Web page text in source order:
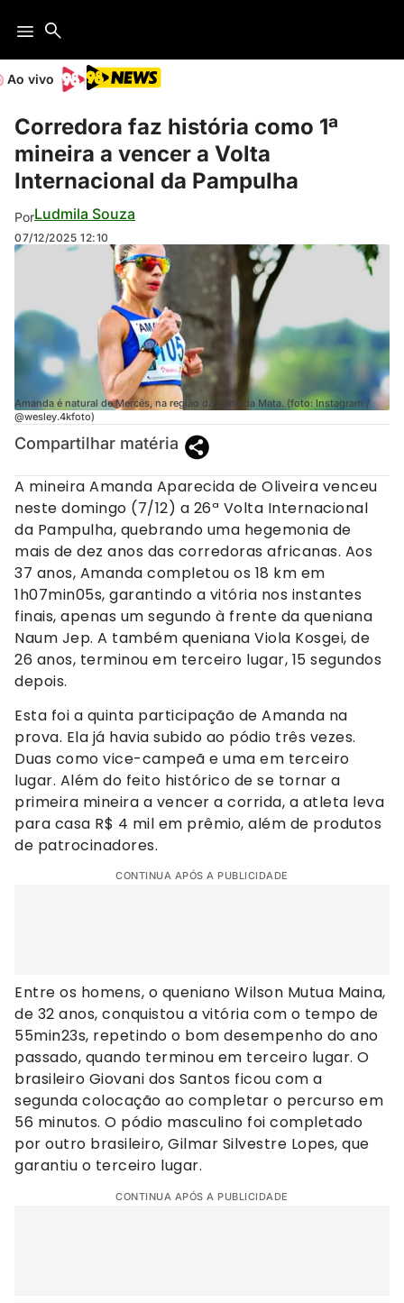
Ao vivo
Corredora faz história como 1ª
mineira a vencer a Volta
Internacional da Pampulha
PorLudmila Souza
07/12/2025 12:10
Amanda é natural de Mercês, na região da Zona da Mata. (foto: Instagram /
@wesley.4kfoto)
Compartilhar matéria
A mineira Amanda Aparecida de Oliveira venceu
neste domingo (7/12) a 26ª Volta Internacional
da Pampulha, quebrando uma hegemonia de
mais de dez anos das corredoras africanas. Aos
37 anos, Amanda completou os 18 km em
1h07min05s, garantindo a vitória nos instantes
finais, apenas um segundo à frente da queniana
Naum Jep. A também queniana Viola Kosgei, de
26 anos, terminou em terceiro lugar, 15 segundos
depois.
Esta foi a quinta participação de Amanda na
prova. Ela já havia subido ao pódio três vezes.
Duas como vice-campeã e uma em terceiro
lugar. Além do feito histórico de se tornar a
primeira mineira a vencer a corrida, a atleta leva
para casa R$ 4 mil em prêmio, além de produtos
de patrocinadores.
CONTINUA APÓS A PUBLICIDADE
Entre os homens, o queniano Wilson Mutua Maina,
de 32 anos, conquistou a vitória com o tempo de
55min23s, repetindo o bom desempenho do ano
passado, quando terminou em terceiro lugar. O
brasileiro Giovani dos Santos ficou com a
segunda colocação ao completar o percurso em
56 minutos. O pódio masculino foi completado
por outro brasileiro, Gilmar Silvestre Lopes, que
garantiu o terceiro lugar.
CONTINUA APÓS A PUBLICIDADE